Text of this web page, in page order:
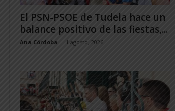
El PSN-PSOE de Tudela hace un
balance positivo de las fiestas,...
Ana Córdoba - 1 agosto, 2026